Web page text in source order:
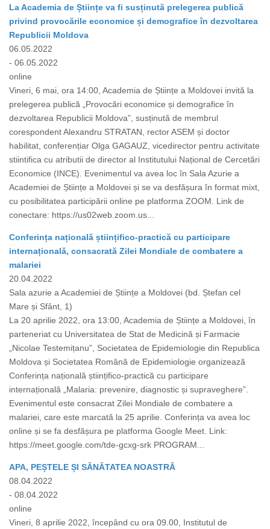
La Academia de Științe va fi susținută prelegerea publică
privind provocările economice și demografice în dezvoltarea
Republicii Moldova
06.05.2022
- 06.05.2022
online
Vineri, 6 mai, ora 14:00, Academia de Științe a Moldovei invită la
prelegerea publică „Provocări economice și demografice în
dezvoltarea Republicii Moldova”, susținută de membrul
corespondent Alexandru STRATAN, rector ASEM și doctor
habilitat, conferențiar Olga GAGAUZ, vicedirector pentru activitate
stiintifica cu atributii de director al Institutului Național de Cercetări
Economice (INCE). Evenimentul va avea loc în Sala Azurie a
Academiei de Științe a Moldovei și se va desfășura în format mixt,
cu posibilitatea participării online pe platforma ZOOM. Link de
conectare: https://us02web.zoom.us...
Conferința națională științifico-practică cu participare
internațională, consacrată Zilei Mondiale de combatere a
malariei
20.04.2022
Sala azurie a Academiei de Științe a Moldovei (bd. Ștefan cel
Mare și Sfânt, 1)
La 20 aprilie 2022, ora 13:00, Academia de Științe a Moldovei, în
parteneriat cu Universitatea de Stat de Medicină și Farmacie
„Nicolae Testemițanu”, Societatea de Epidemiologie din Republica
Moldova și Societatea Română de Epidemiologie organizează
Conferința națională științifico-practică cu participare
internațională „Malaria: prevenire, diagnostic și supraveghere”.
Evenimentul este consacrat Zilei Mondiale de combatere a
malariei, care este marcată la 25 aprilie. Conferința va avea loc
online și se fa desfășura pe platforma Google Meet. Link:
https://meet.google.com/tde-gcxg-srk PROGRAM...
APA, PEȘTELE ȘI SĂNĂTATEA NOASTRĂ
08.04.2022
- 08.04.2022
online
Vineri, 8 aprilie 2022, începând cu ora 09.00, Institutul de